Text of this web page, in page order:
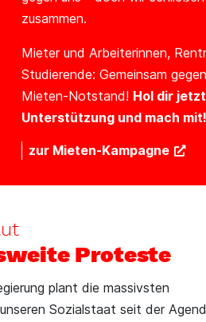
zusammen.
Mieter und Arbeiterinnen,
Studierende: Gemeinsam
Mieten-Notstand! Hol dir jetzt
Unterstützung und mach mit!
zur Mieten-Kampagne
Proteste
plant die massivsten
Sozialstaat seit der